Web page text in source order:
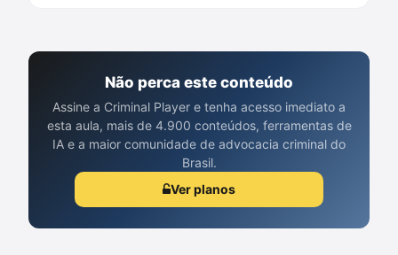
Não perca este conteúdo
Assine a Criminal Player e tenha acesso imediato a
esta aula, mais de 4.900 conteúdos, ferramentas de
IA e a maior comunidade de advocacia criminal do
Brasil.
Ver planos